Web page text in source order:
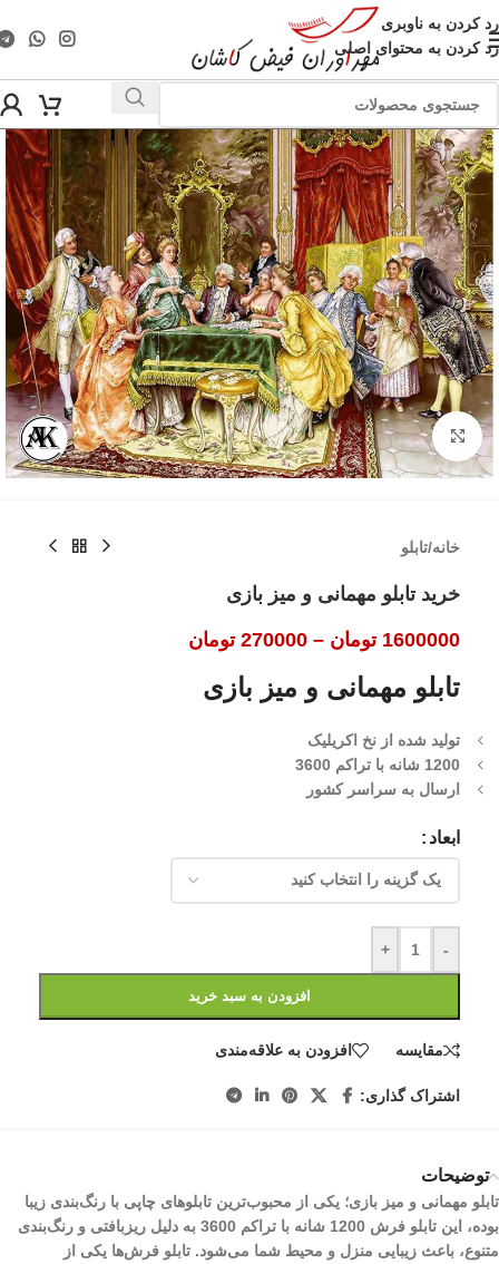
رد کردن به ناوبری
رد کردن به محتوای اصلی
بزرگنمایی تصویر
خانه/تابلو
خرید تابلو مهمانی و میز بازی
1600000 تومان –
270000 تومان
تابلو مهمانی و میز بازی
تولید شده از نخ اکریلیک
1200 شانه با تراکم 3600
ارسال به سراسر کشور
ابعاد
-
+
افزودن به سبد خرید
مقایسه افزودن به علاقه‌مندی
اشتراک گذاری:
توضیحات
تابلو مهمانی و میز بازی؛ یکی از محبوب‌ترین تابلوهای چاپی با رنگ‌بندی زیبا
بوده، این تابلو فرش 1200 شانه با تراکم 3600 به دلیل ریزبافتی و رنگ‌بندی
متنوع، باعث زیبایی منزل و محیط شما می‌شود. تابلو فرش‌ها یکی از